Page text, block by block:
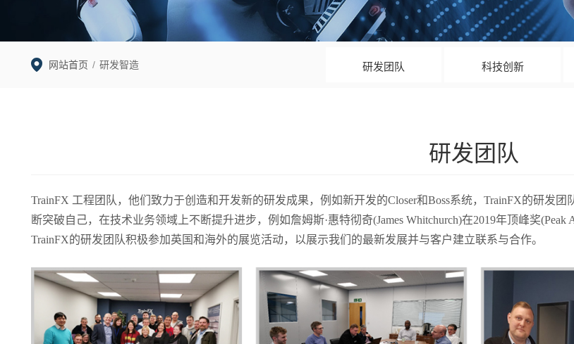
网站首页 / 研发智造 研发团队 科技创新
研发团队
TrainFX 工程团队，他们致力于创造和开发新的研发成果，例如新开发的Closer和Boss系统，TrainFX的研发
断突破自己，在技术业务领域上不断提升进步，例如詹姆斯·惠特彻奇(James Whitchurch)在2019年顶峰奖(Peak
TrainFX的研发团队积极参加英国和海外的展览活动，以展示我们的最新发展并与客户建立联系与合作。